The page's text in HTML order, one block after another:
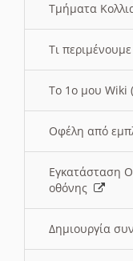
Τμήματα
Τι
Το 1ο μου Wiki
Οφέλη από
Εγκατάσταση
οθόνης
Δημιουργία